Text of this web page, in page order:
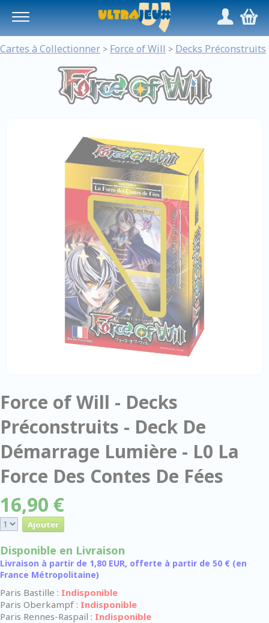
/,
Cartes à Collectionner > Force of Will > Decks Préconstruits
Force of Will - Decks
Préconstruits - Deck De
Démarrage Lumière - L0 La
Force Des Contes De Fées
16,90 €
Disponible en Livraison
Livraison à partir de 1,80 EUR, offerte à partir de 50 € (en
France Métropolitaine)
Paris Bastille : Indisponible
Paris Oberkampf : Indisponible
Paris Rennes-Raspail : Indisponible